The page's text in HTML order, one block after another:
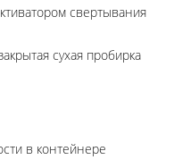
свертывания
сухая пробирка
в контейнере